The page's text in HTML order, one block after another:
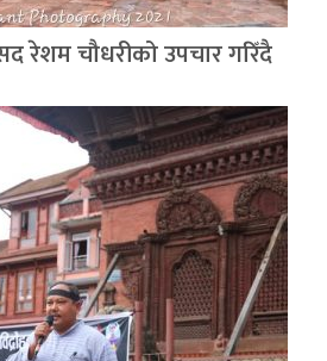
रेशम चौधरीको उपचार गरिँदै